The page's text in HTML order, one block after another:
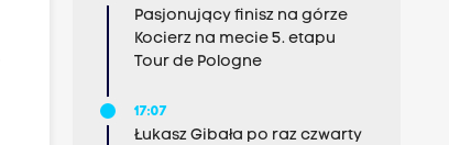
Pasjonujący finisz na górze
Kocierz na mecie 5. etapu
Tour de Pologne
17:07
Łukasz Gibała po raz czwarty